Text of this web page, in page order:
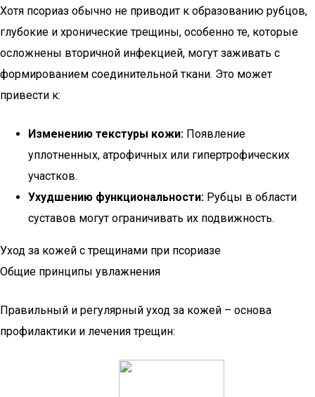
Хотя псориаз обычно не приводит к образованию рубцов,
глубокие и хронические трещины, особенно те, которые
осложнены вторичной инфекцией, могут заживать с
формированием соединительной ткани. Это может
привести к:
Изменению текстуры кожи: Появление
уплотненных, атрофичных или гипертрофических
участков.
Ухудшению функциональности: Рубцы в области
суставов могут ограничивать их подвижность.
Уход за кожей с трещинами при псориазе
Общие принципы увлажнения
Правильный и регулярный уход за кожей – основа
профилактики и лечения трещин: